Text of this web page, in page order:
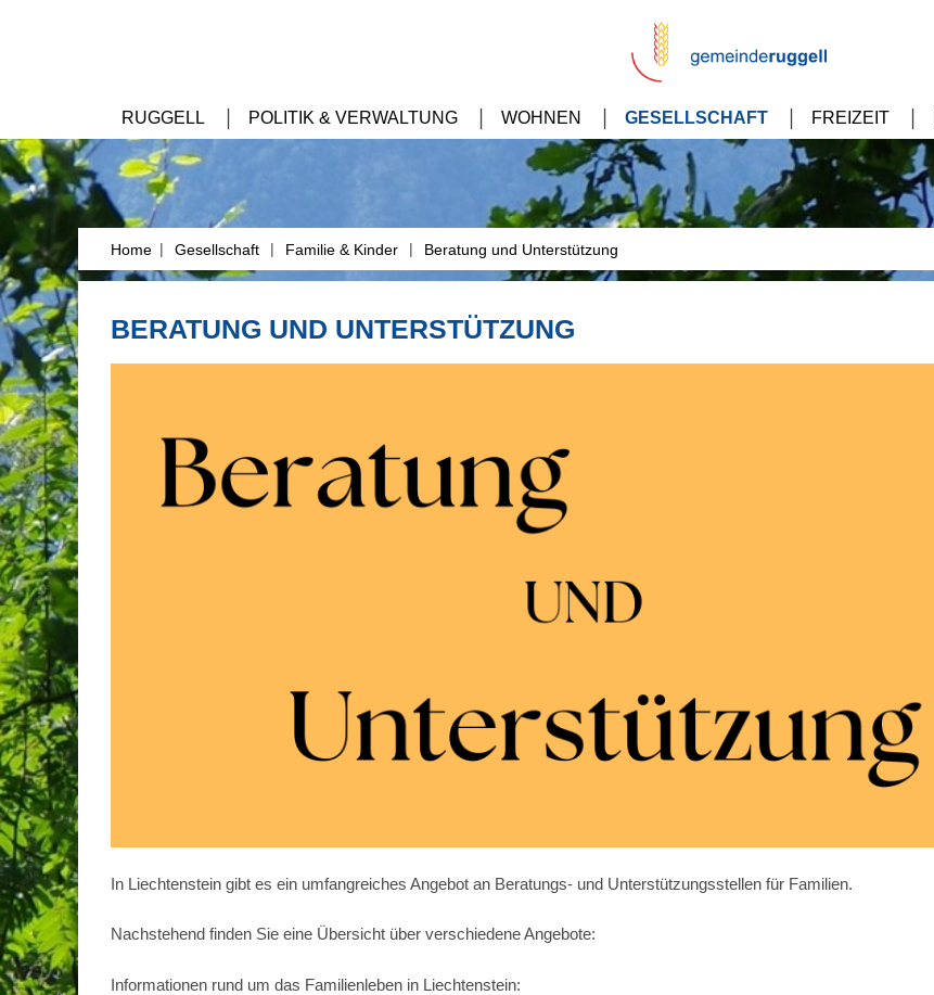
RUGGELL POLITIK & VERWALTUNG WOHNEN GESELLSCHAFT FREIZEIT
Home | Gesellschaft | Familie & Kinder | Beratung und Unterstützung
BERATUNG UND UNTERSTÜTZUNG
In Liechtenstein gibt es ein umfangreiches Angebot an Beratungs- und Unterstützungsstellen für Familien.
Nachstehend finden Sie eine Übersicht über verschiedene Angebote:
Informationen rund um das Familienleben in Liechtenstein: